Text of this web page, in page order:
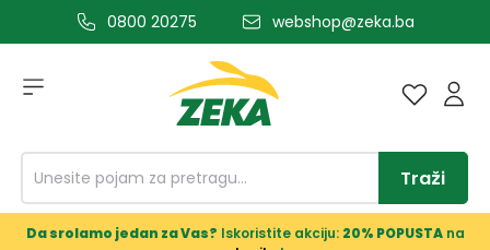
glavni sadržaj0800 20275 webshop@zeka.ba
Traži
Da srolamo jedan za Vas? Iskoristite akciju: 20% POPUSTAna